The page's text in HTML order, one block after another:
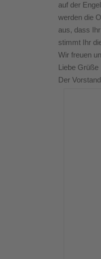
auf der
werden die
aus, dass
stimmt Ihr
Wir freuen
Liebe Grüße
Der Vorstand